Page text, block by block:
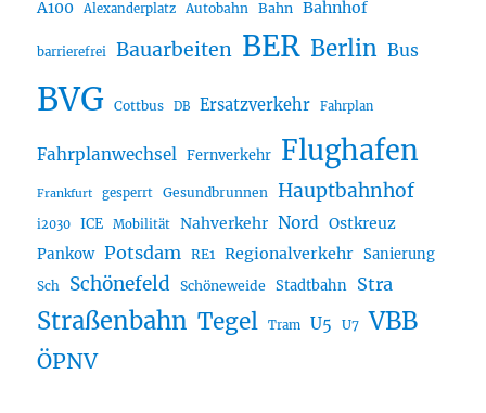
A100 Alexanderplatz Autobahn Bahn Bahnhof
barrierefrei Bauarbeiten BER Berlin Bus
BVG Cottbus DB Ersatzverkehr Fahrplan
Fahrplanwechsel Fernverkehr Flughafen
Frankfurt gesperrt Gesundbrunnen Hauptbahnhof
i2030 ICE Mobilität Nahverkehr Nord Ostkreuz
Pankow Potsdam RE1 Regionalverkehr Sanierung
Sch Schönefeld Schöneweide Stadtbahn Stra
Straßenbahn Tegel Tram U5 U7 VBB
ÖPNV